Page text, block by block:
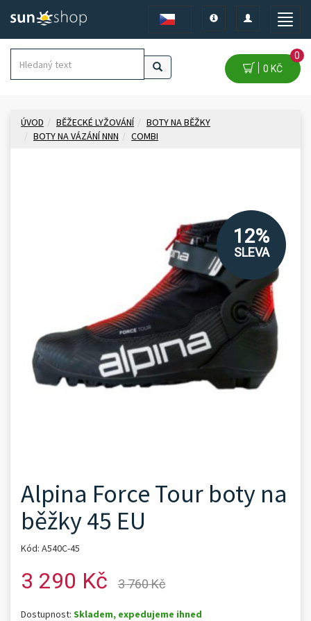
Toggle
Toggle
navigation
Toggle
0 KČ
0
ÚVOD BĚŽECKÉ LYŽOVÁNÍ
BOTY NA BĚŽKY
BOTY NA VÁZÁNÍ NNN
COMBI
12%
SLEVA
Alpina Force Tour boty na
běžky 45 EU
Kód: A540C-45
3 290 Kč 3 760 Kč
Dostupnost: Skladem, expedujeme ihned